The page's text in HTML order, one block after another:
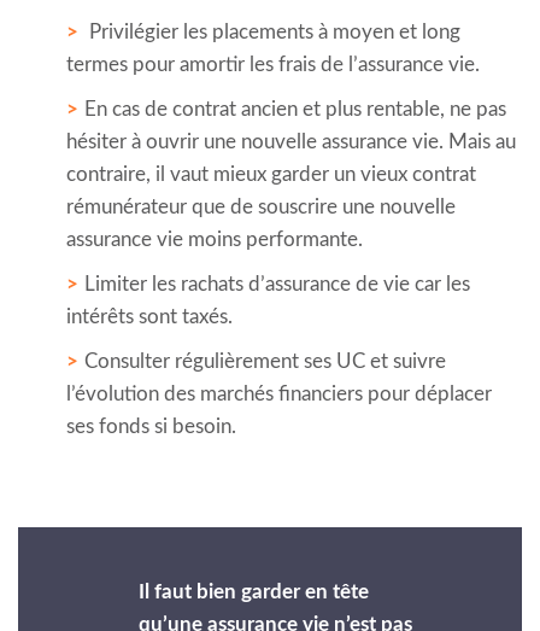
Privilégier les placements à moyen et long
termes pour amortir les frais de l’assurance vie.
En cas de contrat ancien et plus rentable, ne pas
hésiter à ouvrir une nouvelle assurance vie. Mais au
contraire, il vaut mieux garder un vieux contrat
rémunérateur que de souscrire une nouvelle
assurance vie moins performante.
Limiter les rachats d’assurance de vie car les
intérêts sont taxés.
Consulter régulièrement ses UC et suivre
l’évolution des marchés financiers pour déplacer
ses fonds si besoin.
Il faut bien garder en tête
qu’une assurance vie n’est pas